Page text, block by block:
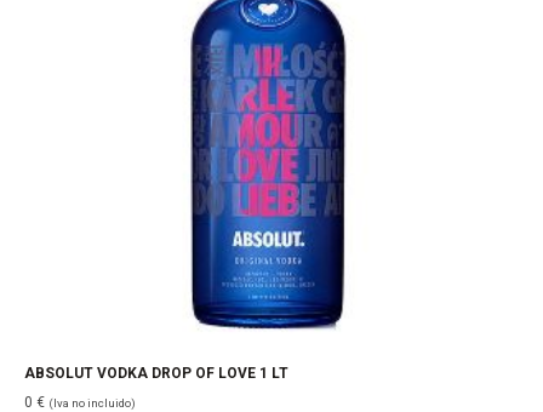
ABSOLUT VODKA DROP OF LOVE 1 LT
0 € (Iva no incluido)